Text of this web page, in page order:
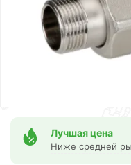
Лучшая цена
Ниже средней